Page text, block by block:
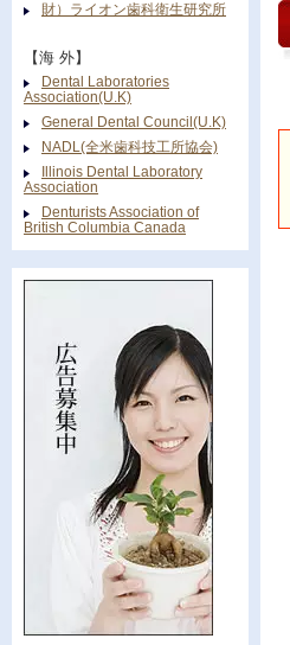
財）ライオン歯科衛生研究所
【海 外】
Dental Laboratories
Association(U.K)
General Dental Council(U.K)
NADL(全米歯科技工所協会)
Illinois Dental Laboratory
Association
Denturists Association of
British Columbia Canada